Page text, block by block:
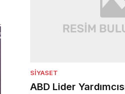
SIYASET
ABD Lider